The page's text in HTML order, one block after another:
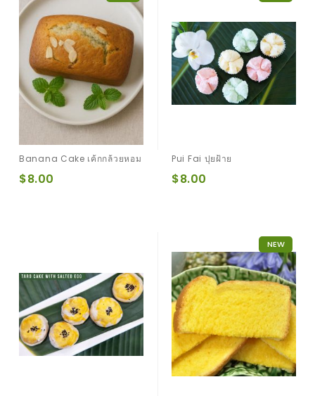
Banana Cake เค้กกล้วยหอม
$8.00
Pui Fai ปุยฝ้าย
$8.00
NEW